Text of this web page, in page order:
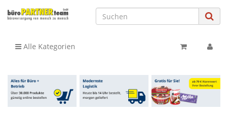
Alle Kategorien